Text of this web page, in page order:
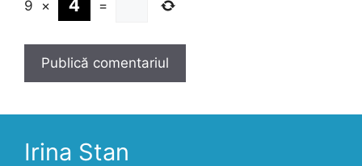
9 × =
Irina Stan